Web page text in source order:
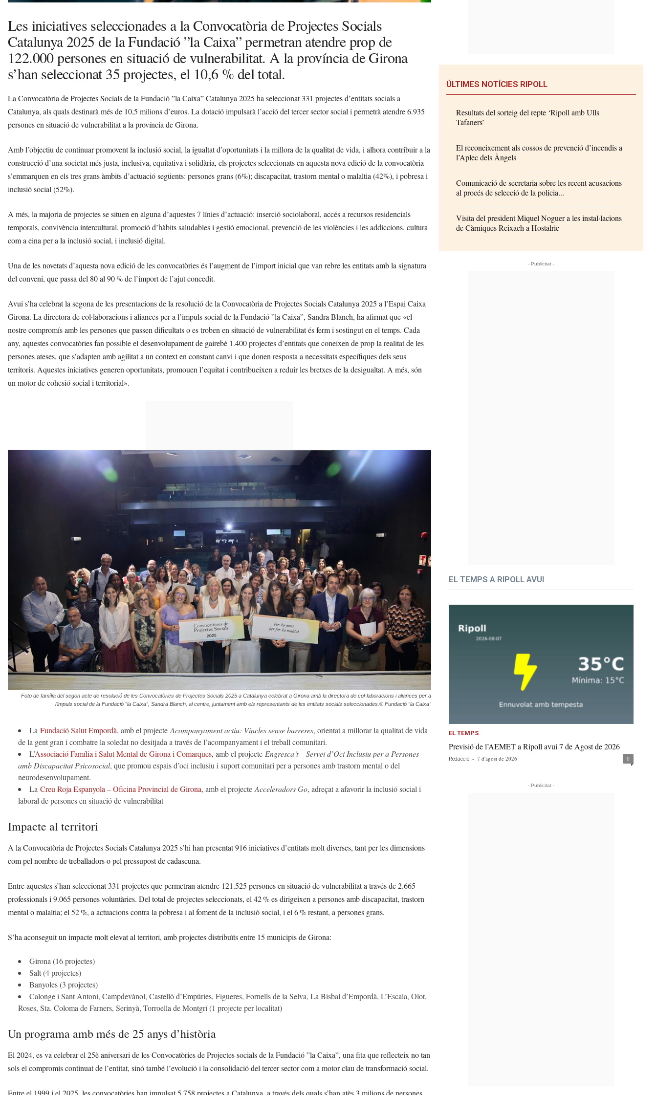
Les iniciatives seleccionades a la Convocatòria de Projectes Socials
Catalunya 2025 de la Fundació ”la Caixa” permetran atendre prop de
122.000 persones en situació de vulnerabilitat. A la província de Girona
s’han seleccionat 35 projectes, el 10,6 % del total.
La Convocatòria de Projectes Socials de la Fundació ”la Caixa” Catalunya 2025 ha seleccionat 331 projectes d’entitats socials a
Catalunya, als quals destinarà més de 10,5 milions d’euros. La dotació impulsarà l’acció del tercer sector social i permetrà atendre 6.935
persones en situació de vulnerabilitat a la província de Girona.
Amb l’objectiu de continuar promovent la inclusió social, la igualtat d’oportunitats i la millora de la qualitat de vida, i alhora contribuir a la
construcció d’una societat més justa, inclusiva, equitativa i solidària, els projectes seleccionats en aquesta nova edició de la convocatòria
s’emmarquen en els tres grans àmbits d’actuació següents: persones grans (6%); discapacitat, trastorn mental o malaltia (42%), i pobresa i
inclusió social (52%).
A més, la majoria de projectes se situen en alguna d’aquestes 7 línies d’actuació: inserció sociolaboral, accés a recursos residencials
temporals, convivència intercultural, promoció d’hàbits saludables i gestió emocional, prevenció de les violències i les addiccions, cultura
com a eina per a la inclusió social, i inclusió digital.
Una de les novetats d’aquesta nova edició de les convocatòries és l’augment de l’import inicial que van rebre les entitats amb la signatura
del conveni, que passa del 80 al 90 % de l’import de l’ajut concedit.
Avui s’ha celebrat la segona de les presentacions de la resolució de la Convocatòria de Projectes Socials Catalunya 2025 a l’Espai Caixa
Girona. La directora de col·laboracions i aliances per a l’impuls social de la Fundació ”la Caixa”, Sandra Blanch, ha afirmat que «el
nostre compromís amb les persones que passen dificultats o es troben en situació de vulnerabilitat és ferm i sostingut en el temps. Cada
any, aquestes convocatòries fan possible el desenvolupament de gairebé 1.400 projectes d’entitats que coneixen de prop la realitat de les
persones ateses, que s’adapten amb agilitat a un context en constant canvi i que donen resposta a necessitats específiques dels seus
territoris. Aquestes iniciatives generen oportunitats, promouen l’equitat i contribueixen a reduir les bretxes de la desigualtat. A més, són
un motor de cohesió social i territorial».
Foto de família del segon acte de resolució de les Convocatòries de Projectes Socials 2025 a Catalunya celebrat a Girona amb la directora de col·laboracions i aliances per a
l’impuls social de la Fundació ”la Caixa”, Sandra Blanch, al centre, juntament amb els representants de les entitats socials seleccionades.© Fundació ”la Caixa”
La Fundació Salut Empordà, amb el projecte Acompanyament actiu: Vincles sense barreres, orientat a millorar la qualitat de vida
de la gent gran i combatre la soledat no desitjada a través de l’acompanyament i el treball comunitari.
L’Associació Família i Salut Mental de Girona i Comarques, amb el projecte Engresca’t – Servei d’Oci Inclusiu per a Persones
amb Discapacitat Psicosocial, que promou espais d’oci inclusiu i suport comunitari per a persones amb trastorn mental o del
neurodesenvolupament.
La Creu Roja Espanyola – Oficina Provincial de Girona, amb el projecte Acceleradors Go, adreçat a afavorir la inclusió social i
laboral de persones en situació de vulnerabilitat
Impacte al territori
A la Convocatòria de Projectes Socials Catalunya 2025 s’hi han presentat 916 iniciatives d’entitats molt diverses, tant per les dimensions
com pel nombre de treballadors o pel pressupost de cadascuna.
Entre aquestes s’han seleccionat 331 projectes que permetran atendre 121.525 persones en situació de vulnerabilitat a través de 2.665
professionals i 9.065 persones voluntàries. Del total de projectes seleccionats, el 42 % es dirigeixen a persones amb discapacitat, trastorn
mental o malaltia; el 52 %, a actuacions contra la pobresa i al foment de la inclusió social, i el 6 % restant, a persones grans.
S’ha aconseguit un impacte molt elevat al territori, amb projectes distribuïts entre 15 municipis de Girona:
Girona (16 projectes)
Salt (4 projectes)
Banyoles (3 projectes)
Calonge i Sant Antoni, Campdevànol, Castelló d’Empúries, Figueres, Fornells de la Selva, La Bisbal d’Empordà, L’Escala, Olot,
Roses, Sta. Coloma de Farners, Serinyà, Torroella de Montgrí (1 projecte per localitat)
Un programa amb més de 25 anys d’història
El 2024, es va celebrar el 25è aniversari de les Convocatòries de Projectes socials de la Fundació ”la Caixa”, una fita que reflecteix no tan
sols el compromís continuat de l’entitat, sinó també l’evolució i la consolidació del tercer sector com a motor clau de transformació social.
Entre el 1999 i el 2025, les convocatòries han impulsat 5.758 projectes a Catalunya, a través dels quals s’han atès 3 milions de persones,
ÚLTIMES NOTÍCIES RIPOLL
Resultats del sorteig del repte ‘Ripoll amb Ulls
Tafaners’
El reconeixement als cossos de prevenció d’incendis a
l’Aplec dels Àngels
Comunicació de secretaria sobre les recent acusacions
al procés de selecció de la policia...
Visita del president Miquel Noguer a les instal·lacions
de Càrniques Reixach a Hostalric
- Publicitat -
EL TEMPS A RIPOLL AVUI
EL TEMPS
Previsió de l’AEMET a Ripoll avui 7 de Agost de 2026
Redacció - 7 d'agost de 2026 0
- Publicitat -